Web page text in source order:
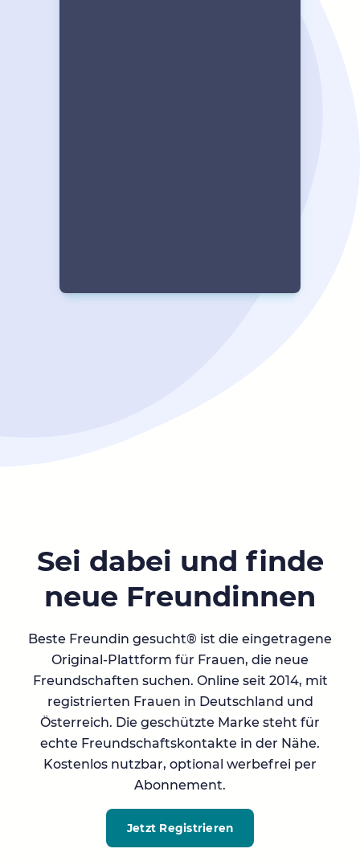
Sei dabei und finde
neue Freundinnen
Beste Freundin gesucht® ist die eingetragene
Original-Plattform für Frauen, die neue
Freundschaften suchen. Online seit 2014, mit
registrierten Frauen in Deutschland und
Österreich. Die geschützte Marke steht für
echte Freundschaftskontakte in der Nähe.
Kostenlos nutzbar, optional werbefrei per
Abonnement.
Jetzt Registrieren